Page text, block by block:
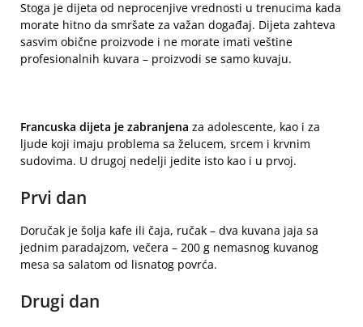
Stoga je dijeta od neprocenjive vrednosti u trenucima kada
morate hitno da smršate za važan događaj. Dijeta zahteva
sasvim obične proizvode i ne morate imati veštine
profesionalnih kuvara – proizvodi se samo kuvaju.
Francuska dijeta je zabranjena za adolescente, kao i za
ljude koji imaju problema sa želucem, srcem i krvnim
sudovima. U drugoj nedelji jedite isto kao i u prvoj.
Prvi dan
Doručak je šolja kafe ili čaja, ručak – dva kuvana jaja sa
jednim paradajzom, večera – 200 g nemasnog kuvanog
mesa sa salatom od lisnatog povrća.
Drugi dan